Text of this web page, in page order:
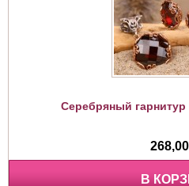
Серебряный
В